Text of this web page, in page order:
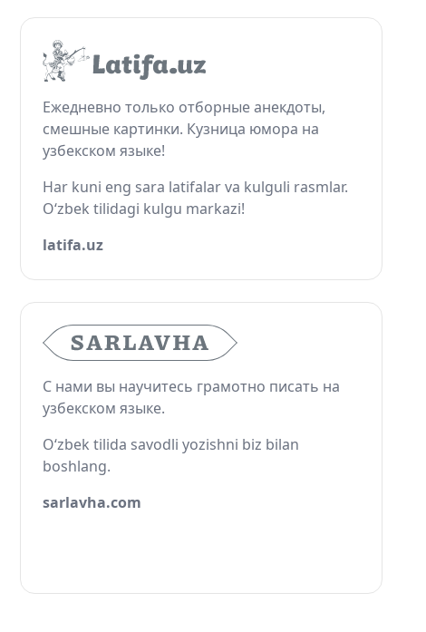
Ежедневно только отборные анекдоты,
смешные картинки. Кузница юмора на
узбекском языке!
Har kuni eng sara latifalar va kulguli rasmlar.
O‘zbek tilidagi kulgu markazi!
latifa.uz
С нами вы научитесь грамотно писать на
узбекском языке.
O‘zbek tilida savodli yozishni biz bilan
boshlang.
sarlavha.com